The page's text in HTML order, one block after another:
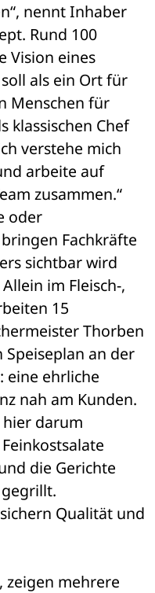
nennt Inhaber
Rund 100
Vision eines
als ein Ort für
Menschen für
klassischen Chef
verstehe mich
arbeite auf
zusammen.“
oder
Fachkräfte
sichtbar wird
im Fleisch-,
15
Thorben
Speiseplan an der
eine ehrliche
nah am Kunden.
darum
die Gerichte
Qualität und